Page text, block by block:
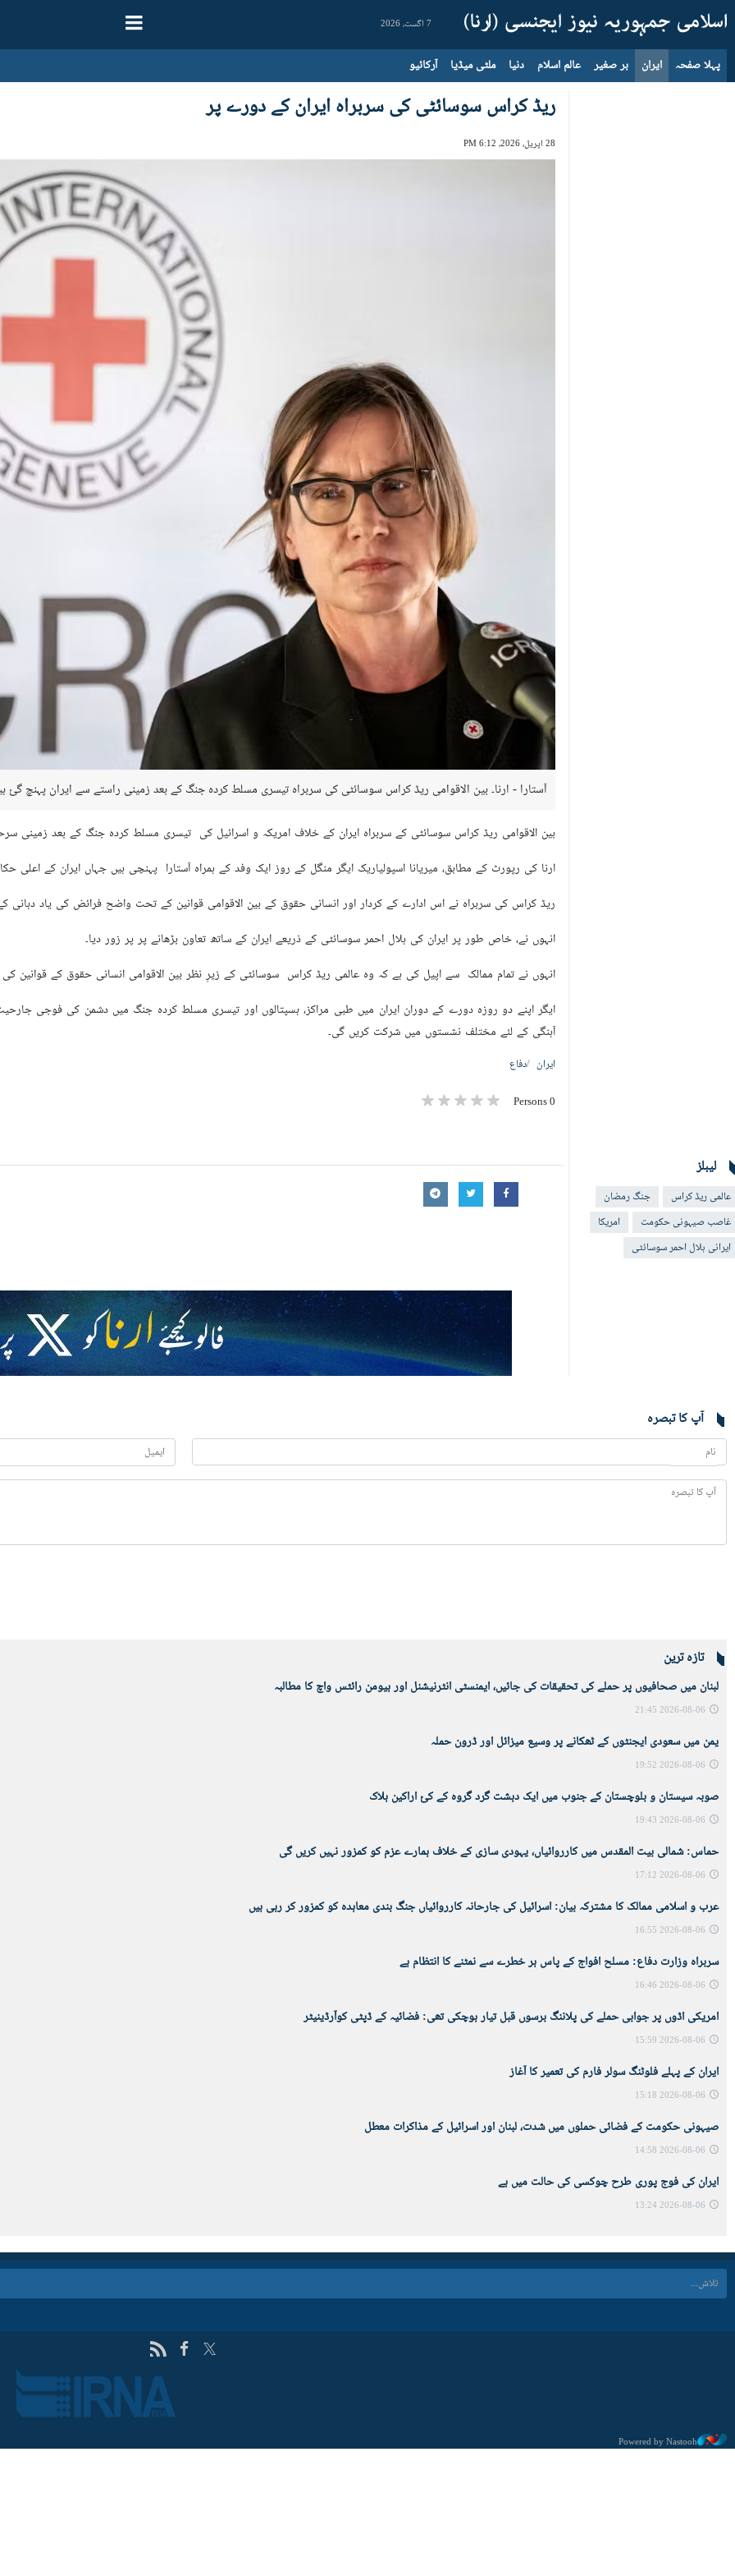
7 اگست، 2026
پہلا صفحہ ایران بر صغیر عالم اسلام دنیا ملٹی میڈیا آرکائیو
ریڈ کراس سوسائٹی کی سربراہ ایران کے دورے پر
28 اپریل، 2026، 6:12 PM
آستارا - ارنا۔ بین الاقوامی ریڈ کراس سوسائٹی کی سربراہ تیسری مسلط کردہ جنگ کے بعد زمینی راستے سے ایران پہنچ گئ
بین الاقوامی ریڈ کراس سوسائٹی کے سربراہ ایران کے خلاف امریکہ و اسرائیل کی تیسری مسلط کردہ جنگ کے بعد زمینی
ارنا کی رپورٹ کے مطابق، میریانا اسپولیاریک ایگر منگل کے روز ایک وفد کے ہمراہ آستارا پہنچی ہیں جہاں ایران کے اعلی
ریڈ کراس کی سربراہ نے اس ادارے کے کردار اور انسانی حقوق کے بین الاقوامی قوانین کے تحت واضح فرائض کی یاد دہانی کے
انہوں نے، خاص طور پر ایران کی ہلال احمر سوسائٹی کے ذریعے ایران کے ساتھ تعاون بڑھانے پر پر زور دیا۔
انہوں نے تمام ممالک سے اپیل کی ہے کہ وہ عالمی ریڈ کراس سوسائٹی کے زیرِ نظر بین الاقوامی انسانی حقوق کے قوانین کی
ایگر اپنے دو روزہ دورے کے دوران ایران میں طبی مراکز، ہسپتالوں اور تیسری مسلط کردہ جنگ میں دشمن کی فوجی
آہنگی کے لئے مختلف نشستوں میں شرکت کریں گی۔
ایران دفاع
0 Persons
لیبلز
عالمی ریڈ کراس
جنگ رمضان
غاصب صیہونی حکومت
امریکا
ایرانی ہلال احمر سوسائٹی
آپ کا تبصرہ
تازہ ترین
لبنان میں صحافیوں پر حملے کی تحقیقات کی جائيں، ایمنسٹی انٹرنیشنل اور ہیومن رائٹس واچ کا مطالبہ
2026-08-06 21:45
یمن میں سعودی ایجنٹوں کے ٹھکانے پر وسیع میزائل اور ڈرون حملہ
2026-08-06 19:52
صوبہ سیستان و بلوچستان کے جنوب میں ایک دہشت گرد گروہ کے کئ اراکین ہلاک
2026-08-06 19:43
حماس: شمالی بیت المقدس میں کارروائياں، یہودی سازی کے خلاف ہمارے عزم کو کمزور نہيں کریں گی
2026-08-06 17:12
عرب و اسلامی ممالک کا مشترکہ بیان: اسرائیل کی جارحانہ کارروائیاں جنگ بندی معاہدہ کو کمزور کر رہی ہیں
2026-08-06 16:55
سربراہ وزارت دفاع: مسلح افواج کے پاس ہر خطرے سے نمٹنے کا انتظام ہے
2026-08-06 16:46
امریکی اڈوں پر جوابی حملے کی پلاننگ برسوں قبل تیار ہوچکی تھی: فضائیہ کے ڈپٹی کوآرڈینیٹر
2026-08-06 15:59
ایران کے پہلے فلوٹنگ سولر فارم کی تعمیر کا آغاز
2026-08-06 15:18
صیہونی حکومت کے فضائی حملوں میں شدت، لبنان اور اسرائیل کے مذاکرات معطل
2026-08-06 14:58
ایران کی فوج پوری طرح چوکسی کی حالت میں ہے
2026-08-06 13:24
Powered by Nastooh